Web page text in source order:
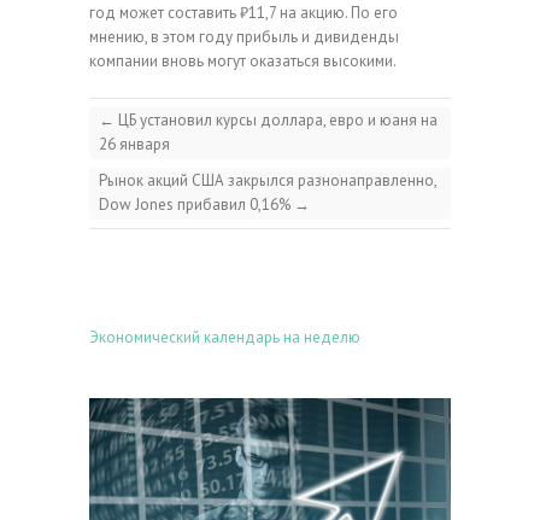
год может составить ₽11,7 на акцию. По его
мнению, в этом году прибыль и дивиденды
компании вновь могут оказаться высокими.
← ЦБ установил курсы доллара, евро и юаня на
26 января
Рынок акций США закрылся разнонаправленно,
Dow Jones прибавил 0,16% →
Экономический календарь на неделю